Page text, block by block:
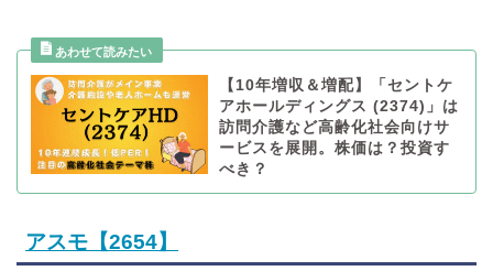
【10年増収＆増配】「セントケ
アホールディングス (2374)」は
訪問介護など高齢化社会向けサ
ービスを展開。株価は？投資す
べき？
アスモ【2654】